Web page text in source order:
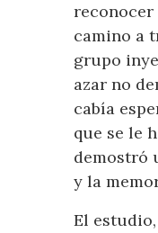
camino a
grupo
azar no
cabía
que se le
demostró
y la
El